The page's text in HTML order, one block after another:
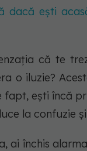
dacă ești
că te
o iluzie?
fapt, ești încă
la confuzie
ai închis